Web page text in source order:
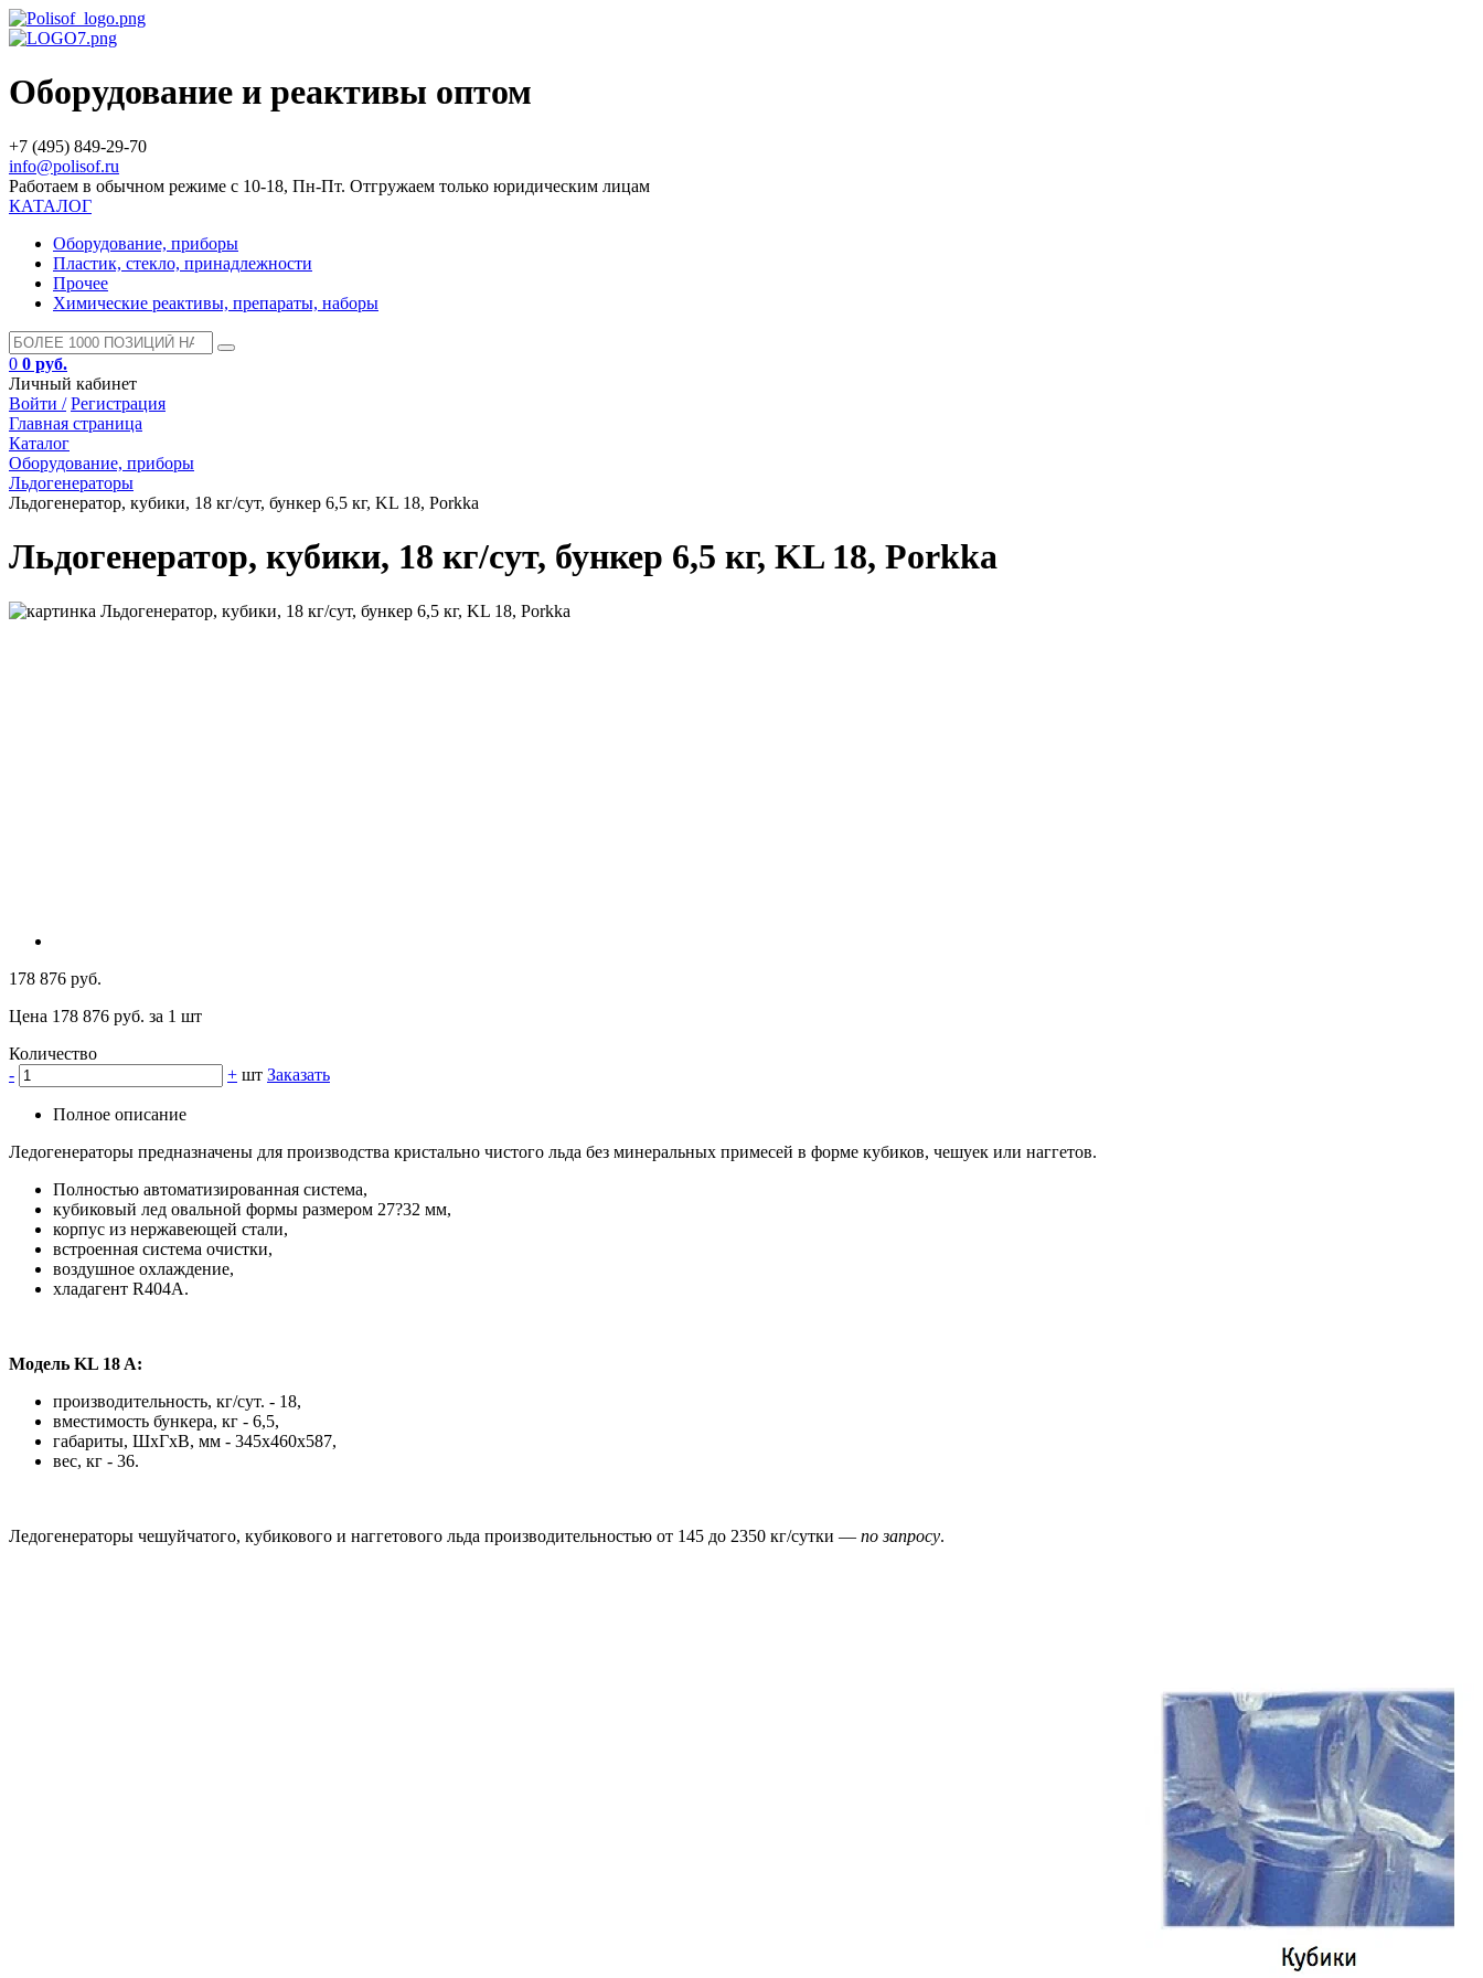
Оборудование и реактивы оптом
+7 (495) 849-29-70
info@polisof.ru
Работаем в обычном режиме с 10-18, Пн-Пт. Отгружаем только юридическим лицам
КАТАЛОГ
Оборудование, приборы
Пластик, стекло, принадлежности
Прочее
Химические реактивы, препараты, наборы
0 0 руб.
Личный кабинет
Войти / Регистрация
Главная страница
Каталог
Оборудование, приборы
Льдогенераторы
Льдогенератор, кубики, 18 кг/сут, бункер 6,5 кг, KL 18, Porkka
Льдогенератор, кубики, 18 кг/сут, бункер 6,5 кг, KL 18, Porkka
178 876 руб.
Цена 178 876 руб. за 1 шт
Количество
-
+ шт Заказать
Полное описание
Ледогенераторы предназначены для производства кристально чистого льда без минеральных примесей в форме кубиков, чешуек или наггетов.
Полностью автоматизированная система,
кубиковый лед овальной формы размером 27?32 мм,
корпус из нержавеющей стали,
встроенная система очистки,
воздушное охлаждение,
хладагент R404A.
Модель KL 18 A:
производительность, кг/сут. - 18,
вместимость бункера, кг - 6,5,
габариты, ШхГхВ, мм - 345x460x587,
вес, кг - 36.
Ледогенераторы чешуйчатого, кубикового и наггетового льда производительностью от 145 до 2350 кг/сутки — по запросу.